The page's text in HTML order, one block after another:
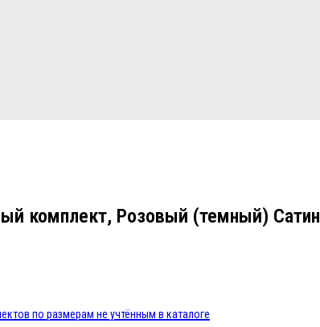
комплект, Розовый (темный) Сатин
по размерам не учтённым в каталоге